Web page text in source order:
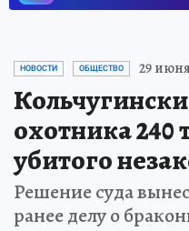
НОВОСТИ ОБЩЕСТВО 29 июня
охотника 240
убитого
Решение суда
ранее делу о